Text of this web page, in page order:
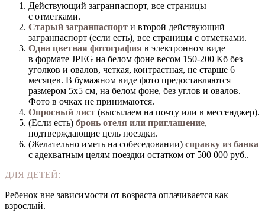
Действующий загранпаспорт, все страницы
с отметками.
Старый загранпаспорт и второй действующий
загранпаспорт (если есть), все страницы с отметками.
Одна цветная фотография в электронном виде
в формате JPEG на белом фоне весом 150-200 Кб без
уголков и овалов, четкая, контрастная, не старше 6
месяцев. В бумажном виде фото предоставляются
размером 5х5 см, на белом фоне, без углов и овалов.
Фото в очках не принимаются.
Опросный лист (высылаем на почту или в мессенджер).
(Если есть) бронь отеля или приглашение,
подтверждающие цель поездки.
(Желательно иметь на собеседовании) справку из банка
с адекватным целям поездки остатком от 500 000 руб..
ДЛЯ ДЕТЕЙ:
Ребенок вне зависимости от возраста оплачивается как
взрослый.